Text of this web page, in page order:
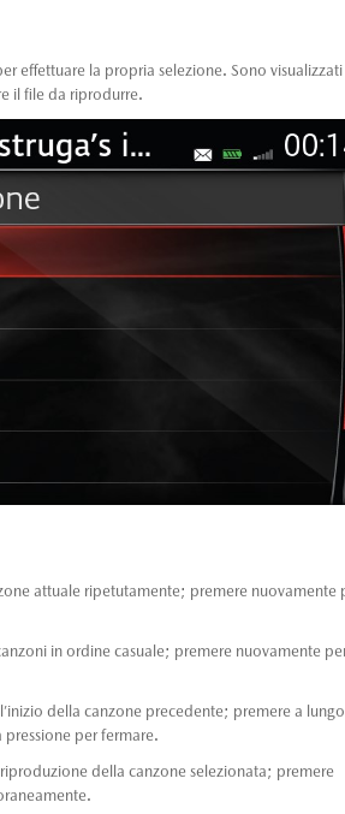
effettuare la propria selezione. Sono visualizzati
il file da riprodurre.
attuale ripetutamente; premere nuovamente
in ordine casuale; premere nuovamente
della canzone precedente; premere a lungo
per fermare.
della canzone selezionata; premere